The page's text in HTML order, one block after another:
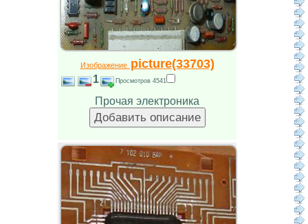
Изображениеpicture(33703)
1 Просмотров 4541
Прочая электроника